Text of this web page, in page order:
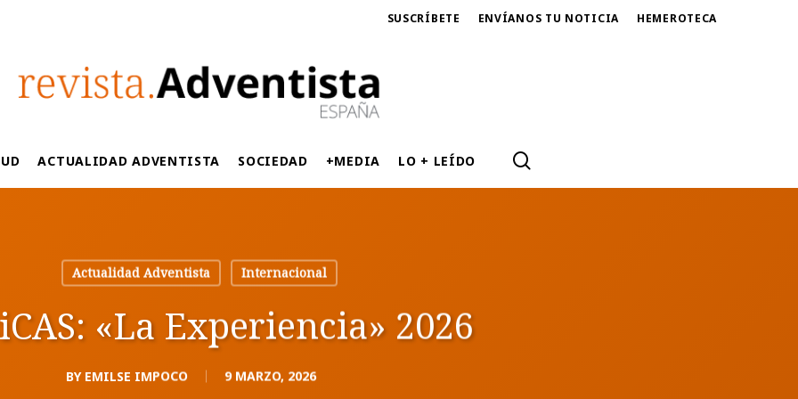
SUSCRÍBETE ENVÍANOS TU NOTICIA HEMEROTECA
ACTUALIDAD ADVENTISTA SOCIEDAD +MEDIA LO + LEÍDO
Actualidad Adventista Internacional
«La Experiencia» 2026
BY EMILSE IMPOCO 9 MARZO, 2026